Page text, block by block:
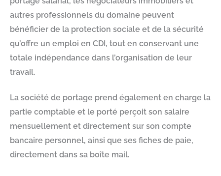
autres professionnels du domaine peuvent
bénéficier de la protection sociale et de la sécurité
qu’offre un emploi en CDI, tout en conservant une
totale indépendance dans l’organisation de leur
travail.
La société de portage prend également en charge la
partie comptable et le porté perçoit son salaire
mensuellement et directement sur son compte
bancaire personnel, ainsi que ses fiches de paie,
directement dans sa boîte mail.